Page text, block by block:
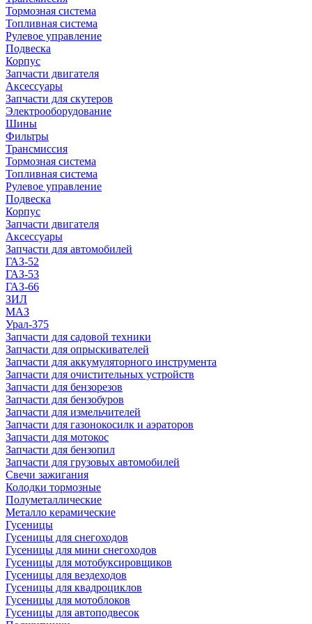
Тормозная система
Топливная система
Рулевое управление
Подвеска
Корпус
Запчасти двигателя
Аксессуары
Запчасти для скутеров
Электрооборудование
Шины
Фильтры
Трансмиссия
Тормозная система
Топливная система
Рулевое управление
Подвеска
Корпус
Запчасти двигателя
Аксессуары
Запчасти для автомобилей
ГАЗ-52
ГАЗ-53
ГАЗ-66
ЗИЛ
МАЗ
Урал-375
Запчасти для садовой техники
Запчасти для опрыскивателей
Запчасти для аккумуляторного инструмента
Запчасти для очистительных устройств
Запчасти для бензорезов
Запчасти для бензобуров
Запчасти для измельчителей
Запчасти для газонокосилк и аэраторов
Запчасти для мотокос
Запчасти для бензопил
Запчасти для грузовых автомобилей
Свечи зажигания
Колодки тормозные
Полуметаллические
Металло керамические
Гусеницы
Гусеницы для снегоходов
Гусеницы для мини снегоходов
Гусеницы для мотобуксировщиков
Гусеницы для вездеходов
Гусеницы для квадроциклов
Гусеницы для мотоблоков
Гусеницы для автоподвесок